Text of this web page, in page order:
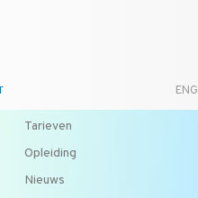
ENG
Tarieven
Opleiding
Nieuws